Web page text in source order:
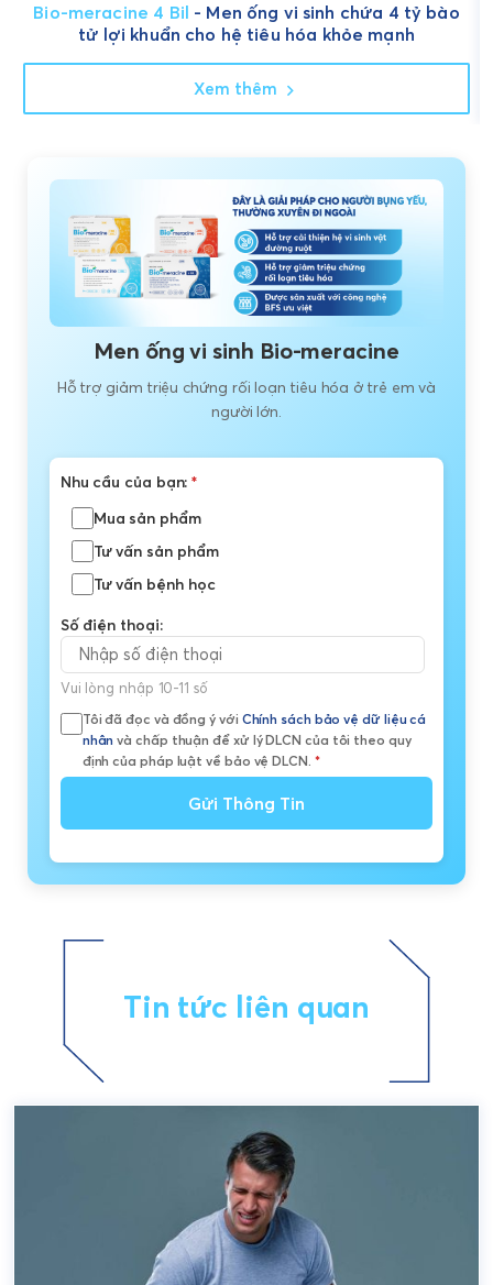
Bio-meracine 4 Bil - Men ống vi sinh chứa 4 tỷ bào
tử lợi khuẩn cho hệ tiêu hóa khỏe mạnh
Xem thêm
Men ống vi sinh Bio-meracine
Hỗ trợ giảm triệu chứng rối loạn tiêu hóa ở trẻ em và
người lớn.
Nhu cầu của bạn:*
Mua sản phẩm
Tư vấn sản phẩm
Tư vấn bệnh học
Số điện thoại:
Vui lòng nhập 10-11 số
Tôi đã đọc và đồng ý với Chính sách bảo vệ dữ liệu cá
nhân và chấp thuận để xử lý DLCN của tôi theo quy
định của pháp luật về bảo vệ DLCN. *
Gửi Thông Tin
Tin tức liên quan